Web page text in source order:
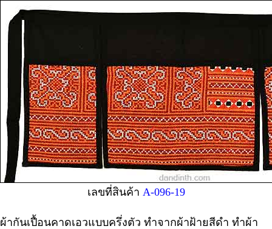
เลขที่สินค้า A-096-19
ผ้ากันเปื้อนคาดเอวแบบครึ่งตัว ทำจากผ้าฝ้ายสีดำ ทำผ้า